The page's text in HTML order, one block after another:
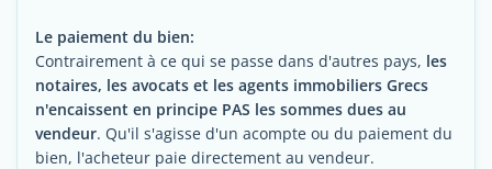
Le paiement du bien:
Contrairement à ce qui se passe dans d'autres pays, les
notaires, les avocats et les agents immobiliers Grecs
n'encaissent en principe PAS les sommes dues au
vendeur. Qu'il s'agisse d'un acompte ou du paiement du
bien, l'acheteur paie directement au vendeur.